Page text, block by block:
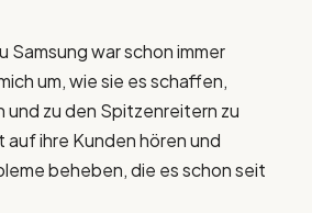
Samsung war schon immer
um, wie sie es schaffen,
und zu den Spitzenreitern zu
ihre Kunden hören und
beheben, die es schon seit